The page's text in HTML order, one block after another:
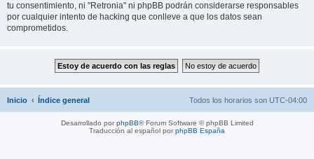
tu consentimiento, ni "Retronia" ni phpBB podrán considerarse responsables
por cualquier intento de hacking que conlleve a que los datos sean
comprometidos.
Inicio Índice general Todos los horarios son UTC-04:00
Desarrollado porphpBB® Forum Software © phpBB Limited
Traducción al español porphpBB España